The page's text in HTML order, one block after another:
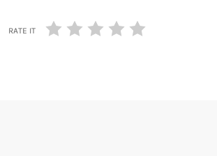
RATE IT